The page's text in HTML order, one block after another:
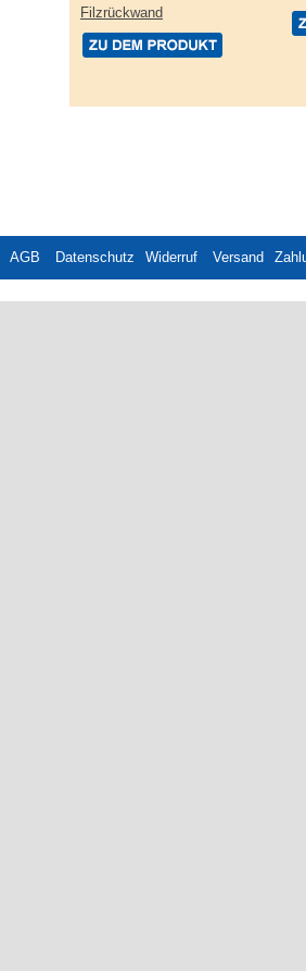
Filzrückwand
AGB Datenschutz Widerruf Versand